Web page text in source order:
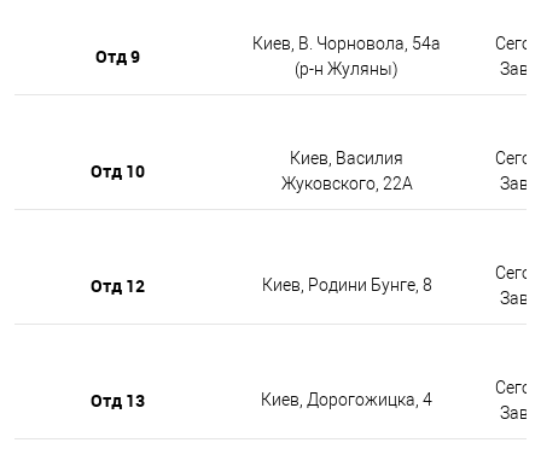
Отд 9
Киев, В. Чорновола, 54а
(р-н Жуляны)
Отд 10
Киев, Василия
Жуковского, 22А
Отд 12 Киев, Родини Бунге, 8
Отд 13 Киев, Дорогожицка, 4